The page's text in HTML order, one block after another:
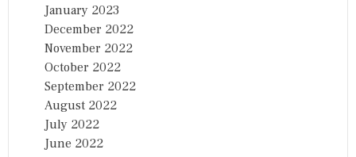
January 2023
December 2022
November 2022
October 2022
September 2022
August 2022
July 2022
June 2022